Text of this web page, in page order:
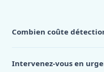
Combien coûte
appelez le 0472 53 24 26.
Intervenez-vous en